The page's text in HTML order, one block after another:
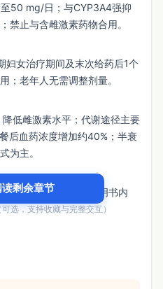
50 mg/日；与CYP3A4强抑
禁止与含雌激素药物合用。
妇女治疗期间及末次给药后1个
；老年人无需调整剂量。
低雌激素水平；代谢途径主要
后血药浓度增加约40%；半衰
为主。
年5月。文本含非说明书内
剩余章节
选，支持收藏与完整交互）